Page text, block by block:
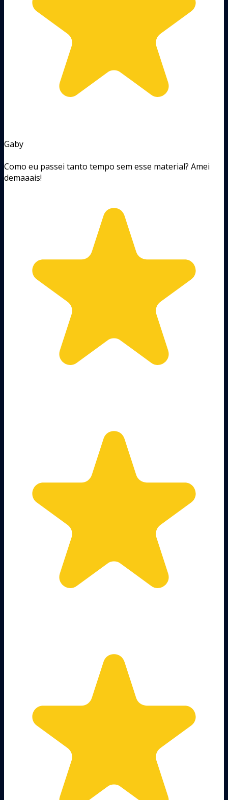
Gaby
Como eu passei tanto tempo sem esse material? Amei
demaaais!